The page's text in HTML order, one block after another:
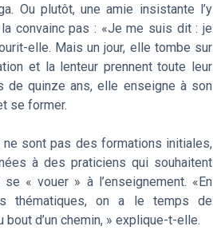
Ou plutôt, une amie insistante l’y
convainc pas : «Je me suis dit : je
elle. Mais un jour, elle tombe sur
et la lenteur prennent toute leur
de quinze ans, elle enseigne à son
se former.
sont pas des formations initiales,
à des praticiens qui souhaitent
« vouer » à l’enseignement. «En
thématiques, on a le temps de
bout d’un chemin, » explique-t-elle.